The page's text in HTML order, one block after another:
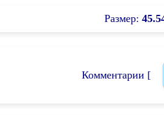
Размер:
Комментарии [